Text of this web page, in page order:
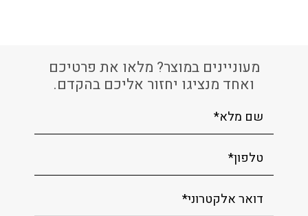
מעוניינים במוצר? מלאו את פרטיכם
ואחד מנציגו יחזור אליכם בהקדם.